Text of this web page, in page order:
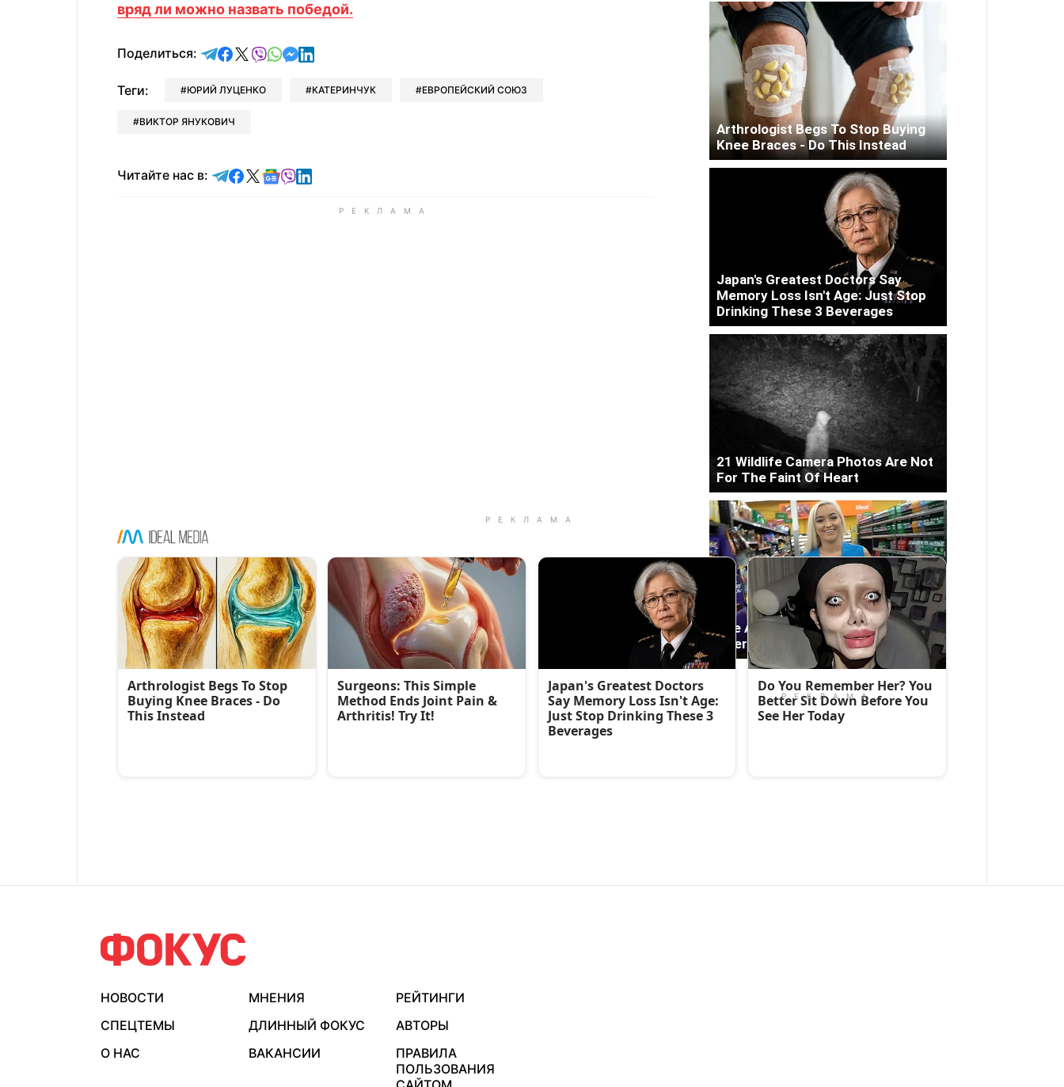
вряд ли можно назвать победой.
Поделиться: отправить в Telegram
поделиться в Facebook
поделиться в X
отправить в Viber
отправить в Whatsapp
отправить в Messenger
отправить в LinkedIn
Теги: ЮРИЙ ЛУЦЕНКО КАТЕРИНЧУК ЕВРОПЕЙСКИЙ СОЮЗ
ВИКТОР ЯНУКОВИЧ
Читайте нас в: Читайте в Telegram
Читайте в Facebook
Читайте в X
Читайте в Google news
Читайте в Viber
Читайте в LinkedIn
НОВОСТИ МНЕНИЯ
РЕЙТИНГИ
СПЕЦТЕМЫ
ДЛИННЫЙ ФОКУС
АВТОРЫ
О НАС
ВАКАНСИИ
ПРАВИЛА
ПОЛЬЗОВАНИЯ